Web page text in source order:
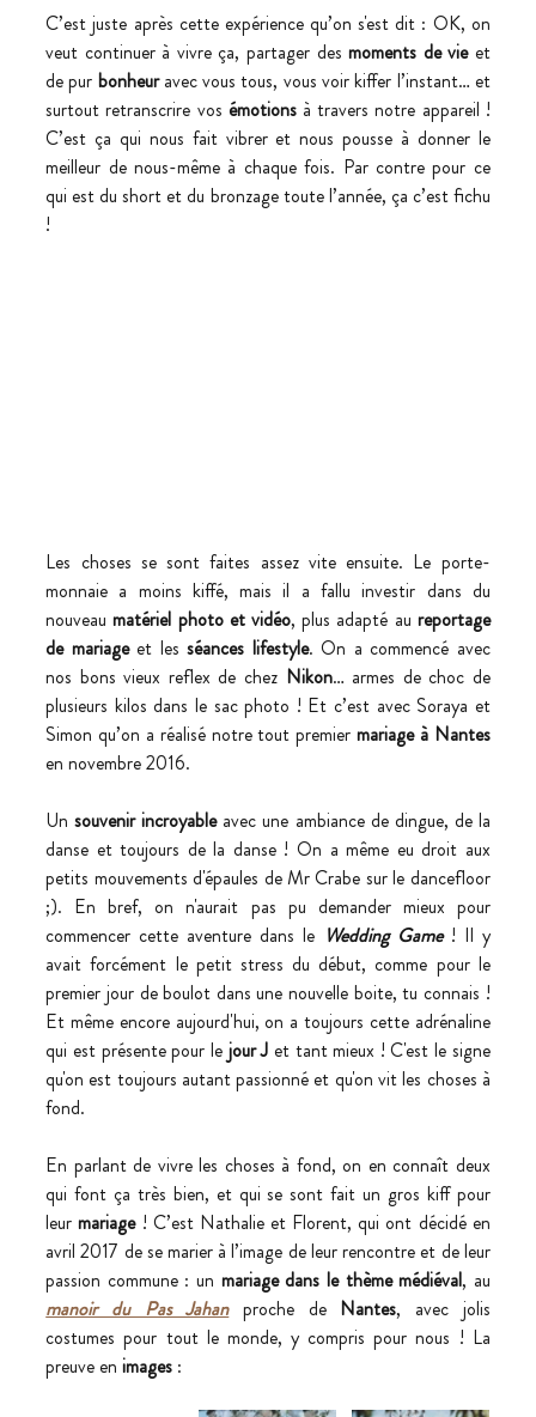
C’est juste après cette expérience qu’on s'est dit : OK, on
veut continuer à vivre ça, partager des moments de vie et
de pur bonheur avec vous tous, vous voir kiffer l’instant… et
surtout retranscrire vos émotions à travers notre appareil !
C’est ça qui nous fait vibrer et nous pousse à donner le
meilleur de nous-même à chaque fois. Par contre pour ce
qui est du short et du bronzage toute l’année, ça c’est fichu
!
Les choses se sont faites assez vite ensuite. Le porte-
monnaie a moins kiffé, mais il a fallu investir dans du
nouveau matériel photo et vidéo, plus adapté au reportage
de mariage et les séances lifestyle. On a commencé avec
nos bons vieux reflex de chez Nikon… armes de choc de
plusieurs kilos dans le sac photo ! Et c’est avec Soraya et
Simon qu’on a réalisé notre tout premier mariage à Nantes
en novembre 2016.
Un souvenir incroyable avec une ambiance de dingue, de la
danse et toujours de la danse ! On a même eu droit aux
petits mouvements d'épaules de Mr Crabe sur le dancefloor
;). En bref, on n'aurait pas pu demander mieux pour
commencer cette aventure dans le Wedding Game ! Il y
avait forcément le petit stress du début, comme pour le
premier jour de boulot dans une nouvelle boite, tu connais !
Et même encore aujourd'hui, on a toujours cette adrénaline
qui est présente pour le jour J et tant mieux ! C'est le signe
qu'on est toujours autant passionné et qu'on vit les choses à
fond.
En parlant de vivre les choses à fond, on en connaît deux
qui font ça très bien, et qui se sont fait un gros kiff pour
leur mariage ! C’est Nathalie et Florent, qui ont décidé en
avril 2017 de se marier à l’image de leur rencontre et de leur
passion commune : un mariage dans le thème médiéval
manoir du Pas Jahan proche de Nantes, avec jolis
costumes pour tout le monde, y compris pour nous ! La
preuve en images :